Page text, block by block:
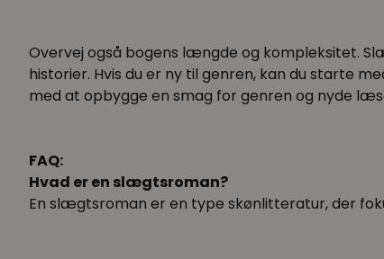
Overvej også bogens længde og kompleksitet.
historier. Hvis du er ny til genren, kan du starte
med at opbygge en smag for genren og nyde
FAQ:
Hvad er en slægtsroman?
En slægtsroman er en type skønlitteratur, der